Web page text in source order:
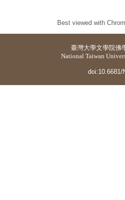
Best viewed with
臺灣大學文學院佛
National Taiwan
doi:10.6681/